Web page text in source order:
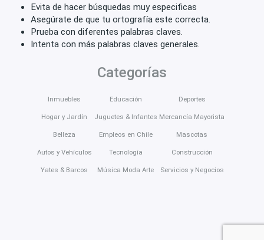
Evita de hacer búsquedas muy especificas
Asegúrate de que tu ortografía este correcta.
Prueba con diferentes palabras claves.
Intenta con más palabras claves generales.
Categorías
Inmuebles
Hogar y Jardín
Belleza
Autos y Vehículos
Yates & Barcos
Educación
Juguetes & Infantes
Empleos en Chile
Tecnología
Música Moda Arte
Deportes
Mercancía Mayorista
Mascotas
Construcción
Servicios y Negocios